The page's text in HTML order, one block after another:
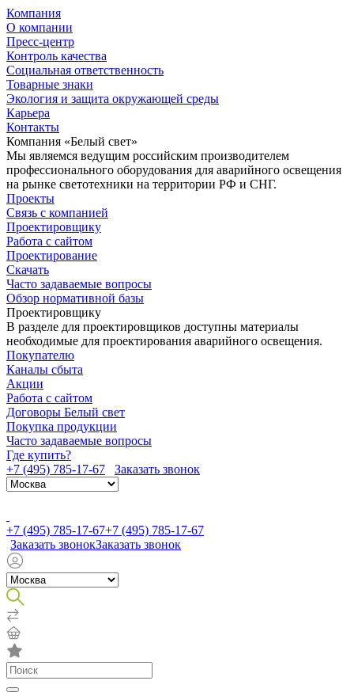
Компания
О компании
Пресс-центр
Контроль качества
Социальная ответственность
Товарные знаки
Экология и защита окружающей среды
Карьера
Контакты
Компания «Белый свет»
Мы являемся ведущим российским производителем
профессионального оборудования для аварийного освещения
на рынке светотехники на территории РФ и СНГ.
Проекты
Связь с компанией
Проектировщику
Работа с сайтом
Проектирование
Скачать
Часто задаваемые вопросы
Обзор нормативной базы
Проектировщику
В разделе для проектировщиков доступны материалы
необходимые для проектирования аварийного освещения.
Покупателю
Каналы сбыта
Акции
Работа с сайтом
Договоры Белый свет
Покупка продукции
Часто задаваемые вопросы
Где купить?
+7 (495) 785-17-67
Заказать звонок
+7 (495) 785-17-67+7 (495) 785-17-67
Заказать звонокЗаказать звонок